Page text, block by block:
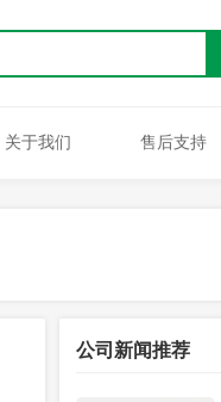
关于我们 售后支持
公司新闻推荐